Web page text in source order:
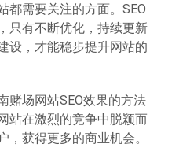
都需要关注的方面。SEO
只有不断优化，持续更新
设，才能稳步提升网站的
赌场网站SEO效果的方法
站在激烈的竞争中脱颖而
，获得更多的商业机会。